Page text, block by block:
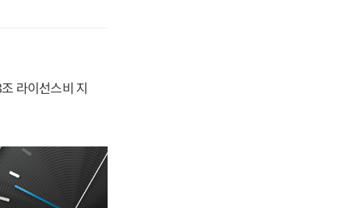
라이선스비 지